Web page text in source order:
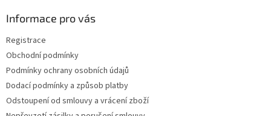
Informace pro vás
Registrace
Obchodní podmínky
Podmínky ochrany osobních údajů
Dodací podmínky a způsob platby
Odstoupení od smlouvy a vrácení zboží